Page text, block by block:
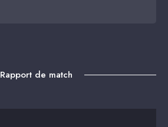
Rapport de match